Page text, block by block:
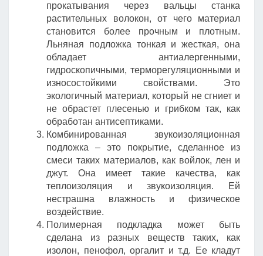
прокатывания через вальцы станка
растительных волокон, от чего материал
становится более прочным и плотным.
Льняная подложка тонкая и жесткая, она
обладает антиалергенными,
гидроскопичными, терморегуляционными и
износостойкими свойствами. Это
экологичный материал, который не сгниет и
не обрастет плесенью и грибком так, как
обработан антисептиками.
Комбинированная звукоизоляционная
подложка – это покрытие, сделанное из
смеси таких материалов, как войлок, лен и
джут. Она имеет такие качества, как
теплоизоляция и звукоизоляция. Ей
нестрашна влажность и физическое
воздействие.
Полимерная подкладка может быть
сделана из разных веществ таких, как
изолон, пенофол, оргалит и т.д. Ее кладут